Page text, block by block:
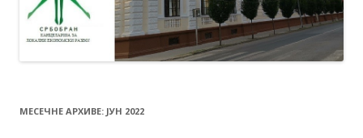
МЕСЕЧНЕ АРХИВЕ: ЈУН 2022